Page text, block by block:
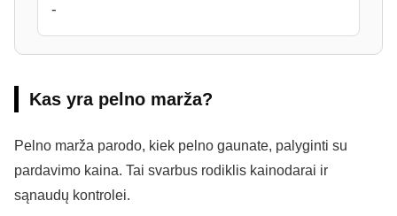
-
Kas yra pelno marža?
Pelno marža parodo, kiek pelno gaunate, palyginti su
pardavimo kaina. Tai svarbus rodiklis kainodarai ir
sąnaudų kontrolei.